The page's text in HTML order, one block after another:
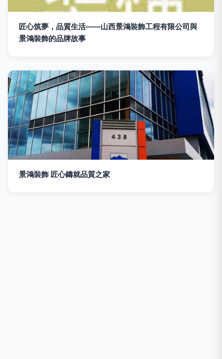
匠心筑夢，品質生活——山西景鴻裝飾工程有限公司與
景鴻裝飾的品牌故事
景鴻裝飾 匠心鑄就品質之家